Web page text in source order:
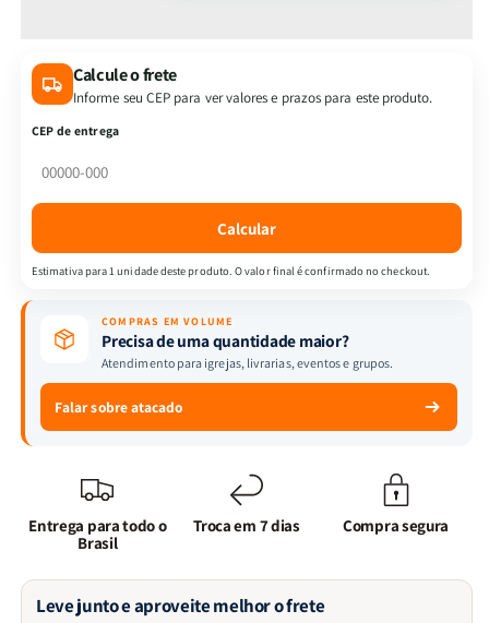
Necessidade
da
Oração
Edwards
Necessidade
da
Calcule o frete
Informe seu CEP para ver valores e prazos para este produto.
CEP de entrega
Calcular
Estimativa para 1 unidade deste produto. O valor final é confirmado no checkout.
COMPRAS EM VOLUME
Precisa de uma quantidade maior?
Atendimento para igrejas, livrarias, eventos e grupos.
Falar sobre atacado
Entrega para todo o
Brasil
Troca em 7 dias Compra segura
Leve junto e aproveite melhor o frete